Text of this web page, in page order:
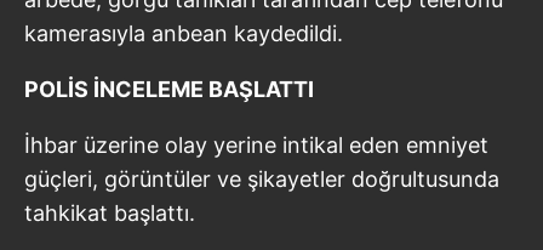
kamerasıyla anbean kaydedildi.
POLİS İNCELEME BAŞLATTI
İhbar üzerine olay yerine intikal eden emniyet
güçleri, görüntüler ve şikayetler doğrultusunda
tahkikat başlattı.